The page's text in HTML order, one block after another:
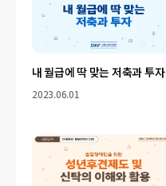
내 월급에 딱 맞는 저축과 투자
2023.06.01